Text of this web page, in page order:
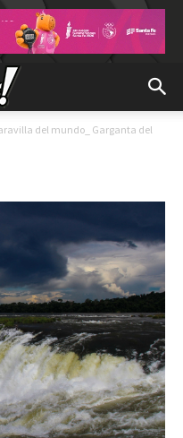
del mundo_ Garganta del